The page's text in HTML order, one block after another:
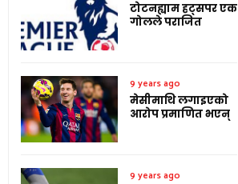
टोटनह्याम हट्सपर एक
गोलले पराजित
9 years ago
मेसीमाथि लगाइएको
आरोप प्रमाणित भएन्
9 years ago